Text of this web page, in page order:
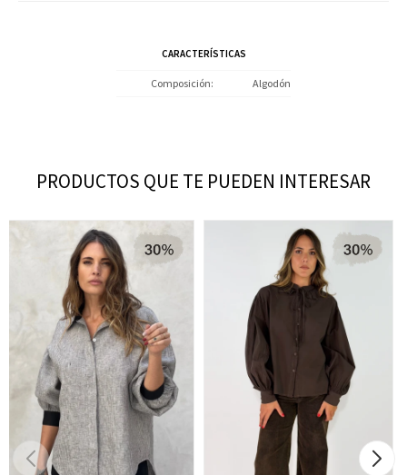
CARACTERÍSTICAS
Composición Algodón
PRODUCTOS QUE TE PUEDEN INTERESAR